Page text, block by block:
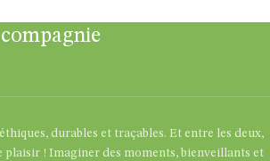
durables et traçables. Et entre les deux,
plaisir ! Imaginer des moments, bienveillants et